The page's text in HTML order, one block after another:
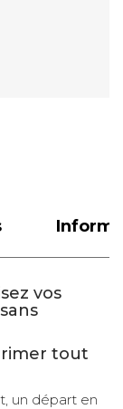
vos
tout
un départ en